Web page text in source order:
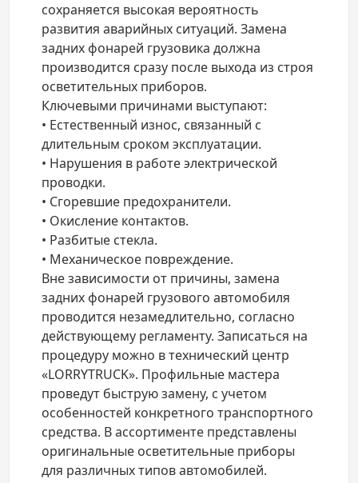
сохраняется высокая вероятность
развития аварийных ситуаций. Замена
задних фонарей грузовика должна
производится сразу после выхода из строя
осветительных приборов.
Ключевыми причинами выступают:
• Естественный износ, связанный с
длительным сроком эксплуатации.
• Нарушения в работе электрической
проводки.
• Сгоревшие предохранители.
• Окисление контактов.
• Разбитые стекла.
• Механическое повреждение.
Вне зависимости от причины, замена
задних фонарей грузового автомобиля
проводится незамедлительно, согласно
действующему регламенту. Записаться на
процедуру можно в технический центр
«LORRYTRUCK». Профильные мастера
проведут быструю замену, с учетом
особенностей конкретного транспортного
средства. В ассортименте представлены
оригинальные осветительные приборы
для различных типов автомобилей.